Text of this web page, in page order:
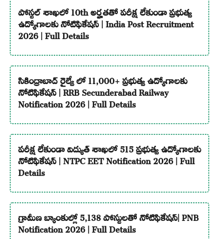
పోస్టల్ శాఖలో 10th అర్హతతో పరీక్ష లేకుండా ప్రభుత్వ
ఉద్యోగాలకు నోటిఫికేషన్ | India Post Recruitment
2026 | Full Details
సికింద్రాబాద్ రైల్వే లో 11,000+ ప్రభుత్వ ఉద్యోగాలకు
నోటిఫికేషన్ | RRB Secunderabad Railway
Notification 2026 | Full Details
పరీక్ష లేకుండా విద్యుత్ శాఖలో 515 ప్రభుత్వ ఉద్యోగాలకు
నోటిఫికేషన్ | NTPC EET Notification 2026 | Full
Details
గ్రామీణ బ్యాంకుల్లో 5,138 పోస్టులతో నోటిఫికేషన్| PNB
Notification 2026 | Full Details